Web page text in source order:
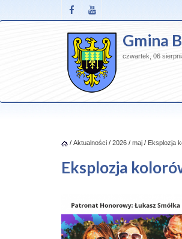
Gmina
czwartek, 06
/ Aktualności / 2026 / maj / Eksplozja
Eksplozja